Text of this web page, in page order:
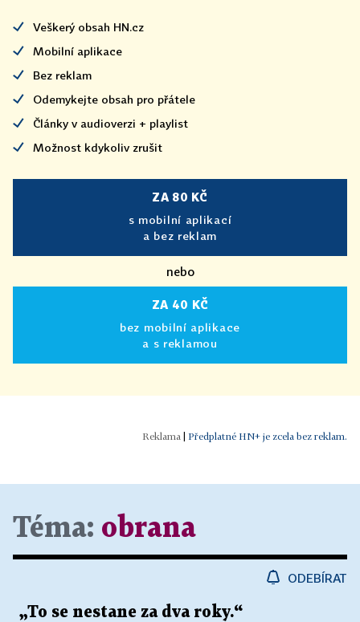
Veškerý obsah HN.cz
Mobilní aplikace
Bez reklam
Odemykejte obsah pro přátele
Články v audioverzi + playlist
Možnost kdykoliv zrušit
ZA 80 KČ
s mobilní aplikací
a bez reklam
nebo
ZA 40 KČ
bez mobilní aplikace
a s reklamou
| Předplatné HN+ je zcela bez reklam.
Téma: obrana
ODEBÍRAT
„To se nestane za dva roky.“